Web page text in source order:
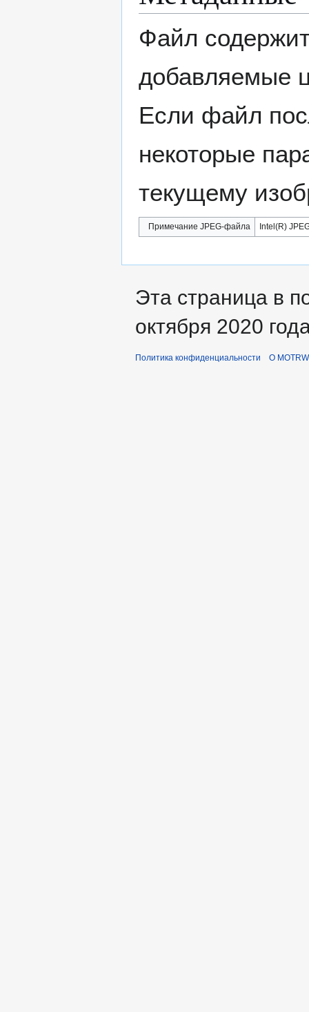
Файл
добавляемые
Если файл
некоторые
текущему
Примечание JPEG-файла Intel(R)
Эта страница в
октября 2020
Политика конфиденциальности О